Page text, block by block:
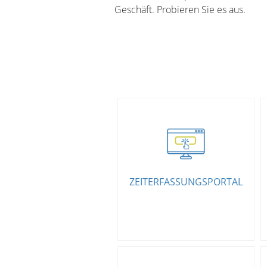
Geschäft. Probieren Sie es aus.
ZEITERFASSUNGSPORTAL
Die Zeiterfassung per
Terminal und App, immer